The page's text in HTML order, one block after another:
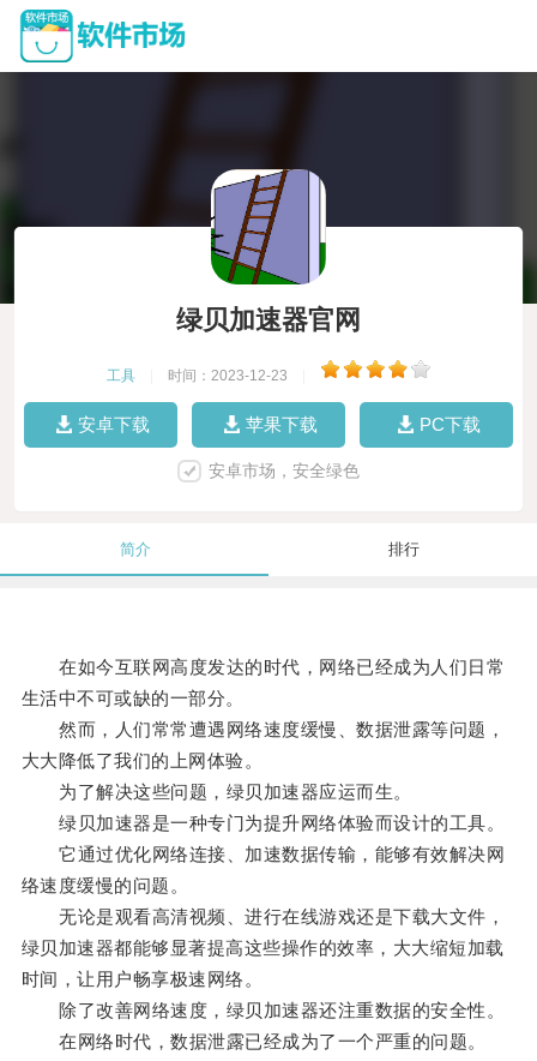
绿贝加速器官网
工具 时间：2023-12-23
安卓下载 苹果下载 PC下载
安卓市场，安全绿色
简介 排行
在如今互联网高度发达的时代，网络已经成为人们日常
生活中不可或缺的一部分。
然而，人们常常遭遇网络速度缓慢、数据泄露等问题，
大大降低了我们的上网体验。
为了解决这些问题，绿贝加速器应运而生。
绿贝加速器是一种专门为提升网络体验而设计的工具。
它通过优化网络连接、加速数据传输，能够有效解决网
络速度缓慢的问题。
无论是观看高清视频、进行在线游戏还是下载大文件，
绿贝加速器都能够显著提高这些操作的效率，大大缩短加载
时间，让用户畅享极速网络。
除了改善网络速度，绿贝加速器还注重数据的安全性。
在网络时代，数据泄露已经成为了一个严重的问题。